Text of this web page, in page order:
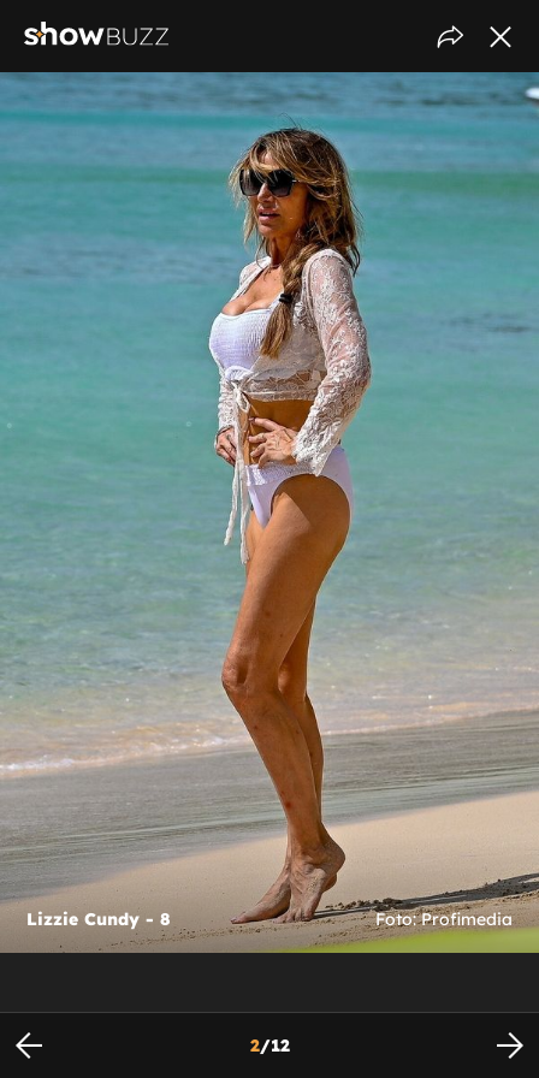
Lizzie Cundy - 8 Foto: Profimedia
2/12